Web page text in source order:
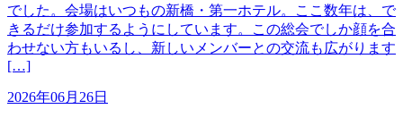
でした。会場はいつもの新橋・第一ホテル。ここ数年は、で
きるだけ参加するようにしています。この総会でしか顔を合
わせない方もいるし、新しいメンバーとの交流も広がります
[…]
2026年06月26日